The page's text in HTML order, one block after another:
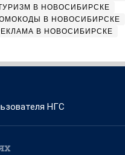
В НОВОСИБИРСКЕ
В НОВОСИБИРСКЕ
В НОВОСИБИРСКЕ
НГС